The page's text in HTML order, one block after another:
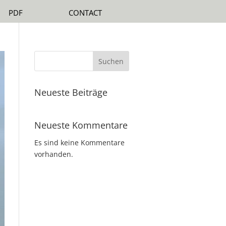
PDF CONTACT
Suchen
Neueste Beiträge
Neueste Kommentare
Es sind keine Kommentare
vorhanden.